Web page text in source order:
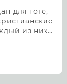
для того,
из них
любой
просто